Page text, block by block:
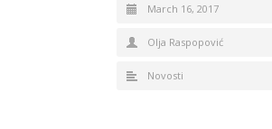
March 16, 2017
Olja Raspopović
Novosti